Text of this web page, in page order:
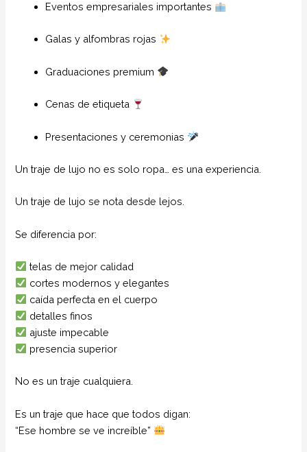
Eventos empresariales importantes
Galas y alfombras rojas
Graduaciones premium
Cenas de etiqueta
Presentaciones y ceremonias
Un traje de lujo no es solo ropa… es una experiencia.
Un traje de lujo se nota desde lejos.
Se diferencia por:
telas de mejor calidad
cortes modernos y elegantes
caída perfecta en el cuerpo
detalles finos
ajuste impecable
presencia superior
No es un traje cualquiera.
Es un traje que hace que todos digan:
“Ese hombre se ve increíble”